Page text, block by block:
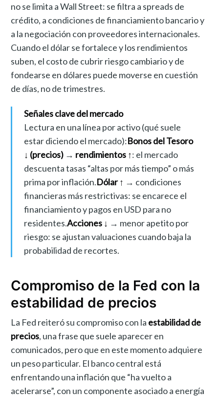
no se limita a Wall Street: se filtra a spreads de
crédito, a condiciones de financiamiento bancario y
a la negociación con proveedores internacionales.
Cuando el dólar se fortalece y los rendimientos
suben, el costo de cubrir riesgo cambiario y de
fondearse en dólares puede moverse en cuestión
de días, no de trimestres.
Señales clave del mercado
Lectura en una línea por activo (qué suele
estar diciendo el mercado):Bonos del Tesoro
↓ (precios)→ rendimientos ↑: el mercado
descuenta tasas “altas por más tiempo” o más
prima por inflación.Dólar ↑ → condiciones
financieras más restrictivas: se encarece el
financiamiento y pagos en USD para no
residentes.Acciones ↓ → menor apetito por
riesgo: se ajustan valuaciones cuando baja la
probabilidad de recortes.
Compromiso de la Fed con la
estabilidad de precios
La Fed reiteró su compromiso con la estabilidad de
precios, una frase que suele aparecer en
comunicados, pero que en este momento adquiere
un peso particular. El banco central está
enfrentando una inflación que “ha vuelto a
acelerarse”, con un componente asociado a energía